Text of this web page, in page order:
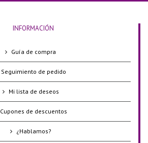
INFORMACIÓN
Guía de compra
Seguimiento de pedido
Mi lista de deseos
Cupones de descuentos
¿Hablamos?